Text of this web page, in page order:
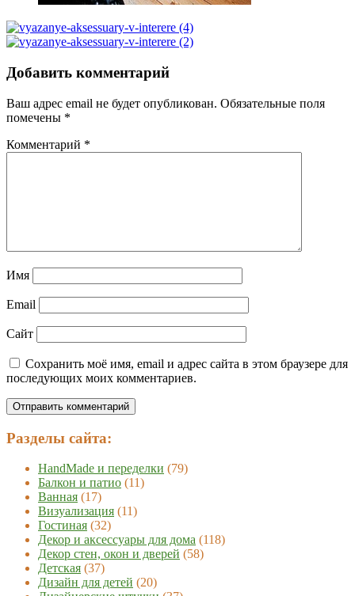
Добавить комментарий
Ваш адрес email не будет опубликован. Обязательные поля
помечены *
Комментарий *
Имя
Email
Сайт
Сохранить моё имя, email и адрес сайта в этом браузере для
последующих моих комментариев.
Разделы сайта:
HandMade и переделки (79)
Балкон и патио (11)
Ванная (17)
Визуализация (11)
Гостиная (32)
Декор и аксессуары для дома (118)
Декор стен, окон и дверей (58)
Детская (37)
Дизайн для детей (20)